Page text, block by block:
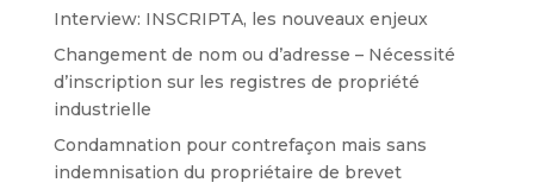
Interview: INSCRIPTA, les nouveaux enjeux
Changement de nom ou d’adresse – Nécessité
d’inscription sur les registres de propriété
industrielle
Condamnation pour contrefaçon mais sans
indemnisation du propriétaire de brevet